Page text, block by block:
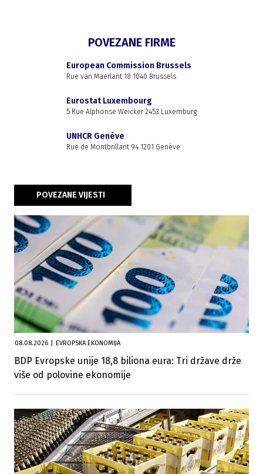
POVEZANE FIRME
European Commission Brussels
Rue van Maerlant 18 1040 Brussels
Eurostat Luxembourg
5 Rue Alphonse Weicker 2453 Luxemburg
UNHCR Genève
Rue de Montbrillant 94 1201 Genève
POVEZANE VIJESTI
08.08.2026 EVROPSKA EKONOMIJA
BDP Evropske unije 18,8 biliona eura: Tri države drže
više od polovine ekonomije